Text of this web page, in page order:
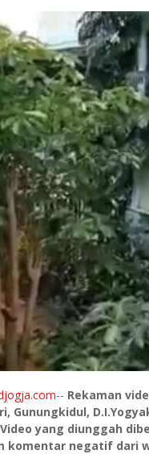
-- Rekaman
Gunungkidul,
yang diunggah
komentar negatif dari